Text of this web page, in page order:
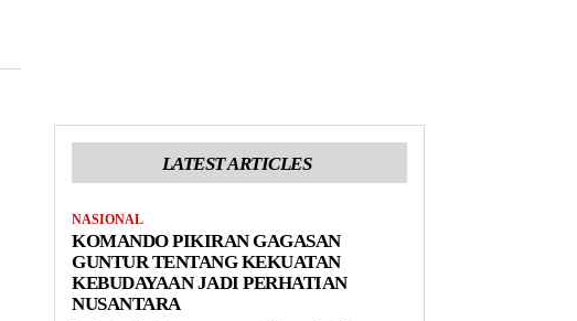
LATEST ARTICLES
NASIONAL
KOMANDO PIKIRAN GAGASAN
GUNTUR TENTANG KEKUATAN
KEBUDAYAAN JADI PERHATIAN
NUSANTARA